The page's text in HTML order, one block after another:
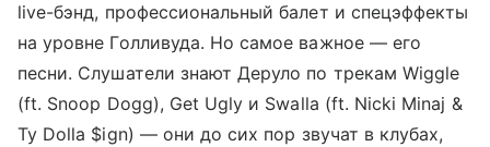
live-бэнд, профессиональный балет и спецэффекты
на уровне Голливуда. Но самое важное — его
песни. Слушатели знают Деруло по трекам Wiggle
(ft. Snoop Dogg), Get Ugly и Swalla (ft. Nicki Minaj &
Ty Dolla $ign) — они до сих пор звучат в клубах,